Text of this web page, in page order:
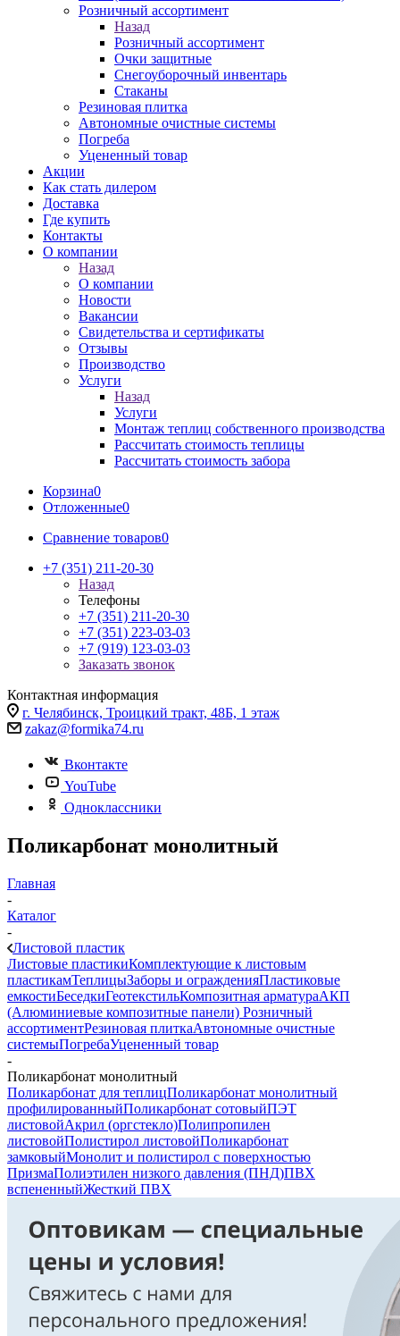
Розничный ассортимент
Назад
Розничный ассортимент
Очки защитные
Снегоуборочный инвентарь
Стаканы
Резиновая плитка
Автономные очистные системы
Погреба
Уцененный товар
Акции
Как стать дилером
Доставка
Где купить
Контакты
О компании
Назад
О компании
Новости
Вакансии
Свидетельства и сертификаты
Отзывы
Производство
Услуги
Назад
Услуги
Монтаж теплиц собственного производства
Рассчитать стоимость теплицы
Рассчитать стоимость забора
Корзина0
Отложенные0
Сравнение товаров0
+7 (351) 211-20-30
Назад
Телефоны
+7 (351) 211-20-30
+7 (351) 223-03-03
+7 (919) 123-03-03
Заказать звонок
Контактная информация
г. Челябинск, Троицкий тракт, 48Б, 1 этаж
zakaz@formika74.ru
Вконтакте
YouTube
Одноклассники
Поликарбонат монолитный
Главная
-
Каталог
-
Листовой пластик
Листовые пластикиКомплектующие к листовым
пластикамТеплицыЗаборы и огражденияПластиковые
емкостиБеседкиГеотекстильКомпозитная арматураАКП
(Алюминиевые композитные панели) Розничный
ассортиментРезиновая плиткаАвтономные очистные
системыПогребаУцененный товар
-
Поликарбонат монолитный
Поликарбонат для теплицПоликарбонат монолитный
профилированныйПоликарбонат сотовыйПЭТ
листовойАкрил (оргстекло)Полипропилен
листовойПолистирол листовойПоликарбонат
замковыйМонолит и полистирол с поверхностью
ПризмаПолиэтилен низкого давления (ПНД)ПВХ
вспененныйЖесткий ПВХ